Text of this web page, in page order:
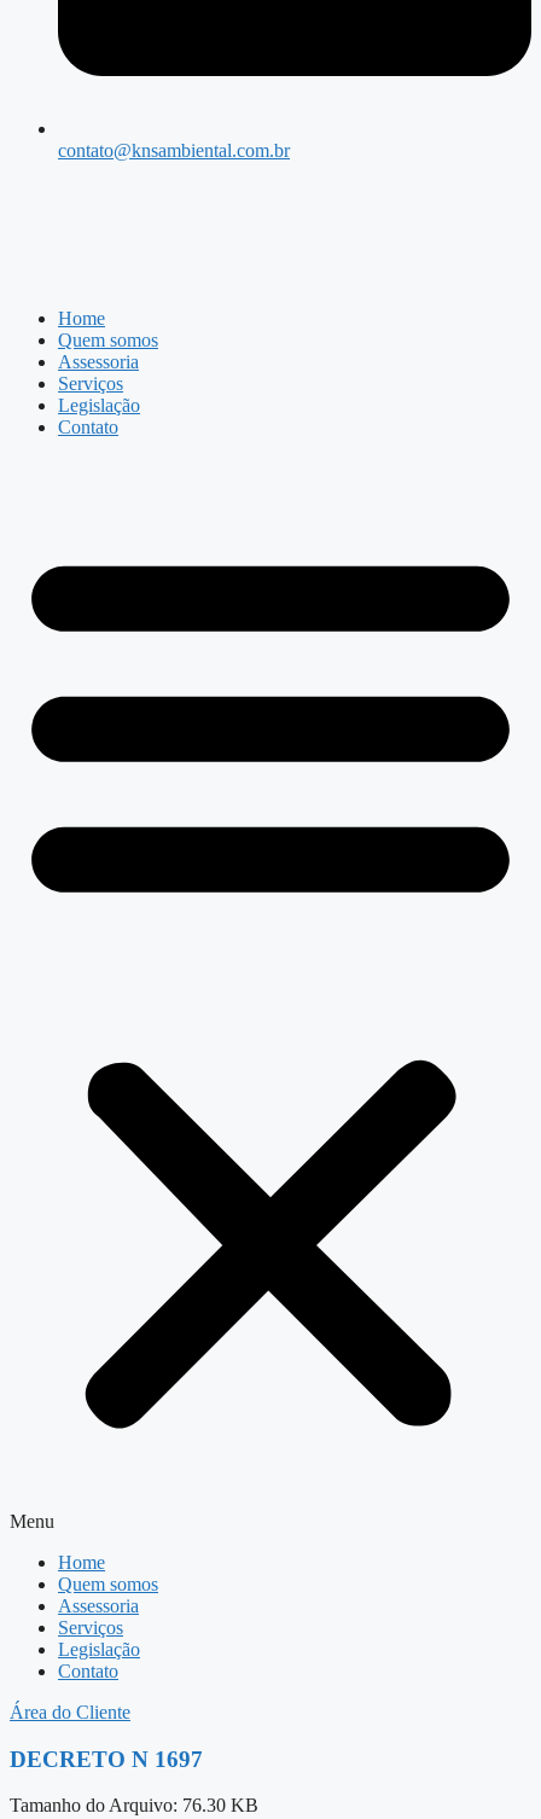
contato@knsambiental.com.br
Home
Quem somos
Assessoria
Serviços
Legislação
Contato
Menu
Home
Quem somos
Assessoria
Serviços
Legislação
Contato
Área do Cliente
DECRETO N 1697
Tamanho do Arquivo: 76.30 KB